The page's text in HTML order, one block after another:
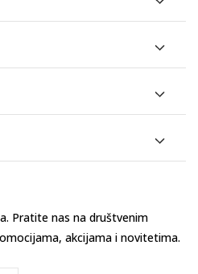
Pratite nas na društvenim
akcijama i novitetima.